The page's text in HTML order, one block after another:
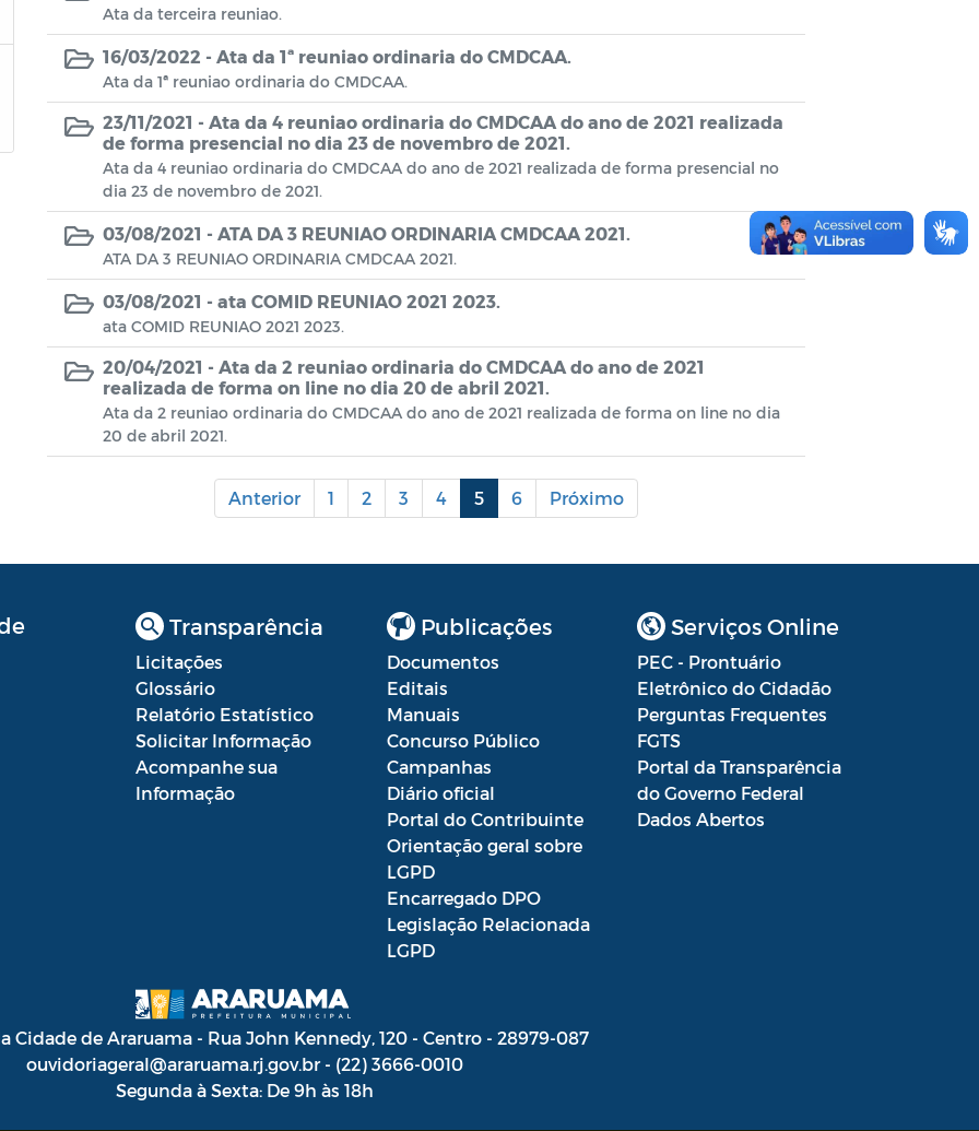
Ata da terceira reuniao.
16/03/2022 - Ata da 1ª reuniao ordinaria do CMDCAA.
Ata da 1ª reuniao ordinaria do CMDCAA.
23/11/2021 - Ata da 4 reuniao ordinaria do CMDCAA do ano de 2021 realizada
de forma presencial no dia 23 de novembro de 2021.
Ata da 4 reuniao ordinaria do CMDCAA do ano de 2021 realizada de forma presencial no
dia 23 de novembro de 2021.
03/08/2021 - ATA DA 3 REUNIAO ORDINARIA CMDCAA 2021.
ATA DA 3 REUNIAO ORDINARIA CMDCAA 2021.
03/08/2021 - ata COMID REUNIAO 2021 2023.
ata COMID REUNIAO 2021 2023.
20/04/2021 - Ata da 2 reuniao ordinaria do CMDCAA do ano de 2021
realizada de forma on line no dia 20 de abril 2021.
Ata da 2 reuniao ordinaria do CMDCAA do ano de 2021 realizada de forma on line no dia
20 de abril 2021.
Anterior 1 2 3 4 5 6 Próximo
Transparência
Licitações
Glossário
Relatório Estatístico
Solicitar Informação
Acompanhe sua
Informação
Publicações
Documentos
Editais
Manuais
Concurso Público
Campanhas
Diário oficial
Portal do Contribuinte
Orientação geral sobre
LGPD
Encarregado DPO
Legislação Relacionada
LGPD
Serviços Online
PEC - Prontuário
Eletrônico do Cidadão
Perguntas Frequentes
FGTS
Portal da Transparência
do Governo Federal
Dados Abertos
Cidade de Araruama - Rua John Kennedy, 120 - Centro - 28979-087
ouvidoriageral@araruama.rj.gov.br - (22) 3666-0010
Segunda à Sexta: De 9h às 18h